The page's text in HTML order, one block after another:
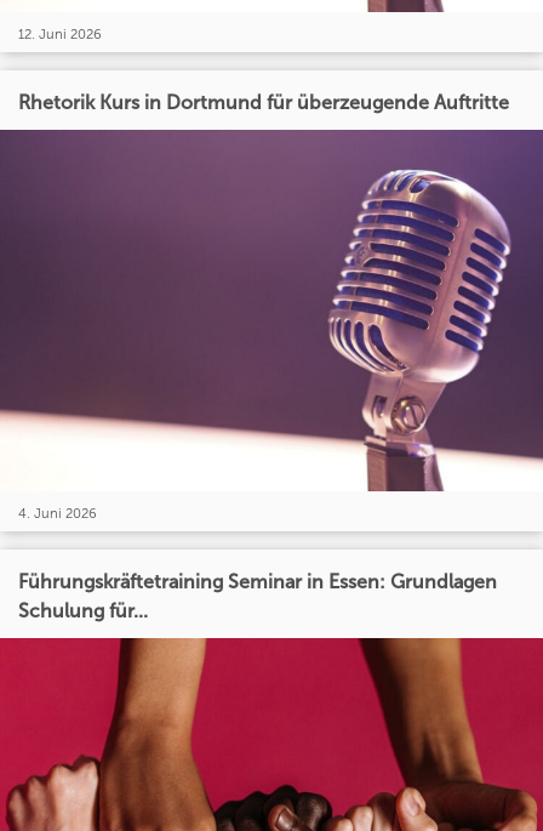
12. Juni 2026
Rhetorik Kurs in Dortmund für überzeugende Auftritte
4. Juni 2026
Führungskräftetraining Seminar in Essen: Grundlagen
Schulung für...